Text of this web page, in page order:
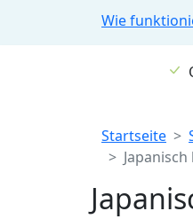
Wie
Startseite